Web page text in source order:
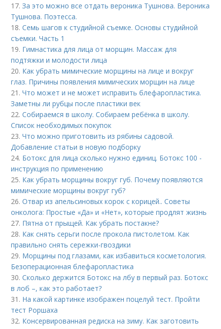
17.За это можно все отдать вероника Тушнова. Вероника
Тушнова. Поэтесса.
18.Семь шагов к студийной съемке. Основы студийной
съемки. Часть 1
19. Гимнастика для лица от морщин. Массаж для
подтяжки и молодости лица
20. Как убрать мимические морщины на лице и вокруг
глаз. Причины появления мимических морщин на лице
21.Что может и не может исправить блефаропластика.
Заметны ли рубцы после пластики век
22.Собираемся в школу. Собираем ребёнка в школу.
Список необходимых покупок
23.Что можно приготовить из рябины садовой.
Добавление статьи в новую подборку
24. Ботокс для лица сколько нужно единиц. Ботокс 100 -
инструкция по применению
25. Как убрать морщины вокруг губ. Почему появляются
мимические морщины вокруг губ?
26.Отвар из апельсиновых корок с корицей.. Советы
онколога: Простые «Да» и «Нет», которые продлят жизнь
27. Пятна от прыщей. Как убрать постакне?
28. Как снять серьги после прокола пистолетом. Как
правильно снять сережки-гвоздики
29. Морщины под глазами, как избавиться косметология.
Безоперационная блефаропластика
30.Сколько держится Ботокс на лбу в первый раз. Ботокс
в лоб –, как это работает?
31. На какой картинке изображен поцелуй тест. Пройти
тест Роршаха
32. Консервированная редиска на зиму. Как заготовить